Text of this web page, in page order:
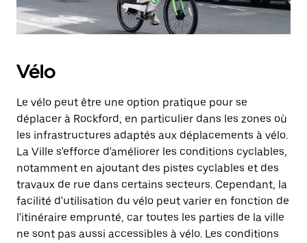
Vélo
Le vélo peut être une option pratique pour se
déplacer à Rockford, en particulier dans les zones où
les infrastructures adaptés aux déplacements à vélo.
La Ville s'efforce d'améliorer les conditions cyclables,
notamment en ajoutant des pistes cyclables et des
travaux de rue dans certains secteurs. Cependant, la
facilité d'utilisation du vélo peut varier en fonction de
l'itinéraire emprunté, car toutes les parties de la ville
ne sont pas aussi accessibles à vélo. Les conditions